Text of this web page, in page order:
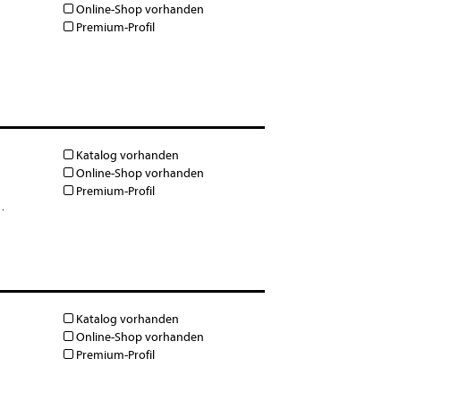
Online-Shop vorhanden
Premium-Profil
·
Katalog vorhanden
Online-Shop vorhanden
Premium-Profil
Katalog vorhanden
Online-Shop vorhanden
Premium-Profil